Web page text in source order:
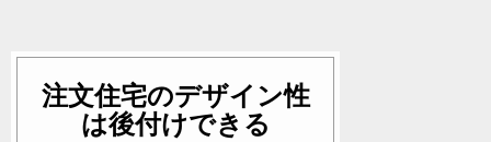
注文住宅のデザイン性
は後付けできる